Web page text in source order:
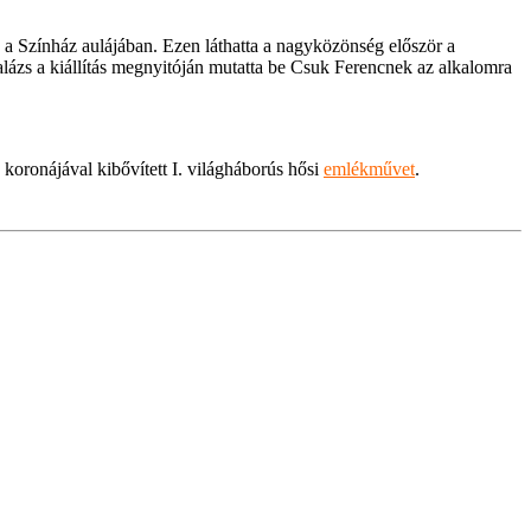
aulájában. Ezen láthatta a nagyközönség először a
a kiállítás megnyitóján mutatta be Csuk Ferencnek az alkalomra
kibővített I. világháborús hősi emlékművet.